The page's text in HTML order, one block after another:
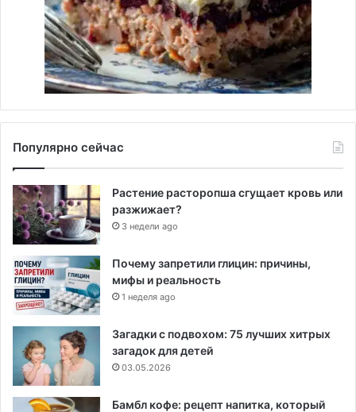
Популярно сейчас
Растение расторопша сгущает кровь или
разжижает?
3 недели ago
Почему запретили глицин: причины,
мифы и реальность
1 неделя ago
Загадки с подвохом: 75 лучших хитрых
загадок для детей
03.05.2026
Бамбл кофе: рецепт напитка, который